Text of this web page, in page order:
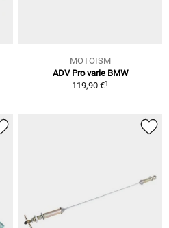
MOTOISM
ADV Pro varie BMW
119,90 €1